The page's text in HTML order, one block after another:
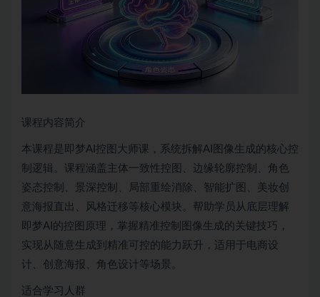
课程内容简介
本课程是即梦AI控图大师课，系统拆解AI图像生成的核心控
制逻辑。课程涵盖主体一致性控图、边缘轮廓控制、角色
姿态控制、景深控制、局部重绘消除、智能扩图、美妆创
意海报直出、风格迁移等核心模块。帮助学员从底层理解
即梦AI的控图原理，掌握精准控制图像生成的关键技巧，
实现从随意生成到精准可控的能力跃升，适用于电商设
计、创意海报、角色设计等场景。
适合学习人群